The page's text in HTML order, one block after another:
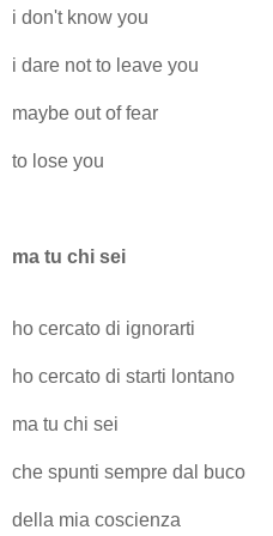
i don't know you
i dare not to leave you
maybe out of fear
to lose you
ma tu chi sei
ho cercato di ignorarti
ho cercato di starti lontano
ma tu chi sei
che spunti sempre dal buco
della mia coscienza